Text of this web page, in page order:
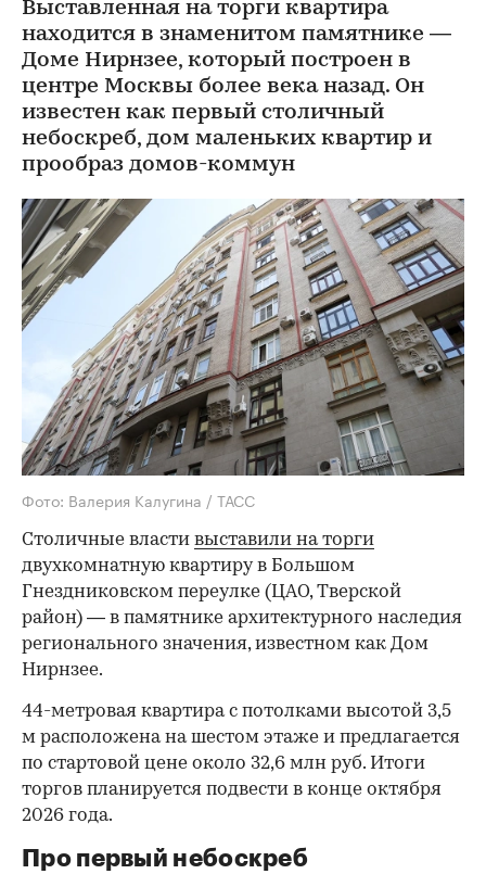
Выставленная на торги квартира
находится в знаменитом памятнике —
Доме Нирнзее, который построен в
центре Москвы более века назад. Он
известен как первый столичный
небоскреб, дом маленьких квартир и
прообраз домов-коммун
Фото: Валерия Калугина / ТАСС
Столичные власти выставили на торги
двухкомнатную квартиру в Большом
Гнездниковском переулке (ЦАО, Тверской
район) — в памятнике архитектурного наследия
регионального значения, известном как Дом
Нирнзее.
44-метровая квартира с потолками высотой 3,5
м расположена на шестом этаже и предлагается
по стартовой цене около 32,6 млн руб. Итоги
торгов планируется подвести в конце октября
2026 года.
Про первый небоскреб